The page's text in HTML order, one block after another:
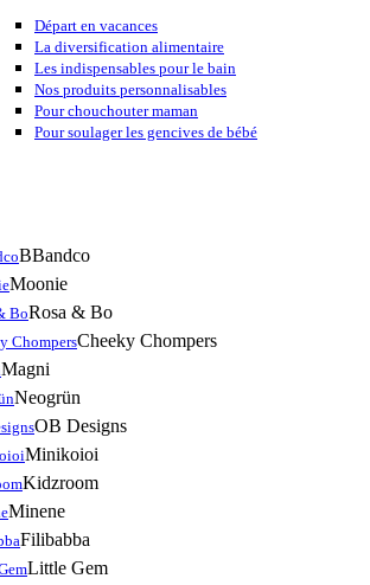
Départ en vacances
La diversification alimentaire
Les indispensables pour le bain
Nos produits personnalisables
Pour chouchouter maman
Pour soulager les gencives de bébé
BBandco
Moonie
Rosa & Bo
Cheeky Chompers
Magni
Neogrün
OB Designs
Minikoioi
Kidzroom
Minene
Filibabba
Little Gem